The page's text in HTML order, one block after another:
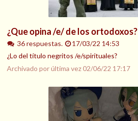
¿Que opina /e/ de los ortodoxos?
36 respuestas.
17/03/22 14:53
¿Lo del título negritos /e/spirituales?
Archivado por última vez02/06/22 17:17